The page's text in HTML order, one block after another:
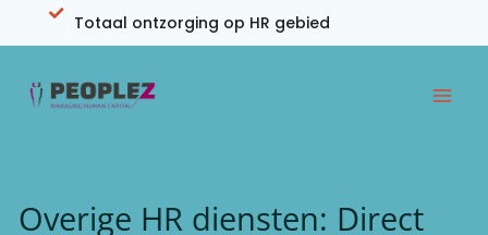
naar
Totaal ontzorging op HR gebied
Overige HR diensten: Direct